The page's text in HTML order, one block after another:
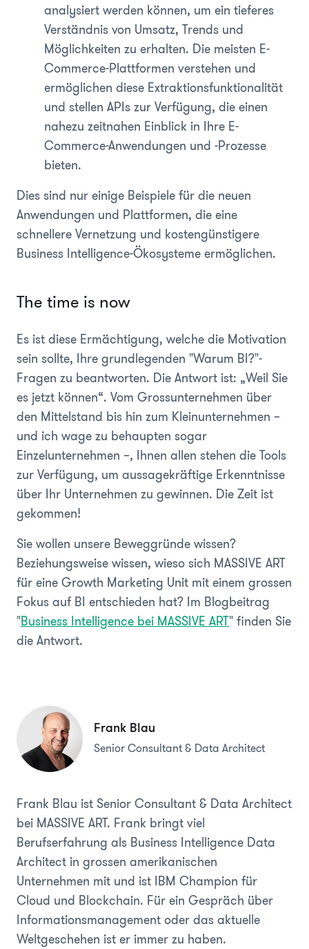
analysiert werden können, um ein tieferes
Verständnis von Umsatz, Trends und
Möglichkeiten zu erhalten. Die meisten E-
Commerce-Plattformen verstehen und
ermöglichen diese Extraktionsfunktionalität
und stellen APIs zur Verfügung, die einen
nahezu zeitnahen Einblick in Ihre E-
Commerce-Anwendungen und -Prozesse
bieten.
Dies sind nur einige Beispiele für die neuen
Anwendungen und Plattformen, die eine
schnellere Vernetzung und kostengünstigere
Business Intelligence-Ökosysteme ermöglichen.
The time is now
Es ist diese Ermächtigung, welche die Motivation
sein sollte, Ihre grundlegenden "Warum BI?"-
Fragen zu beantworten. Die Antwort ist: „Weil Sie
es jetzt können“. Vom Grossunternehmen über
den Mittelstand bis hin zum Kleinunternehmen –
und ich wage zu behaupten sogar
Einzelunternehmen ­–, Ihnen allen stehen die Tools
zur Verfügung, um aussagekräftige Erkenntnisse
über Ihr Unternehmen zu gewinnen. Die Zeit ist
gekommen!
Sie wollen unsere Beweggründe wissen?
Beziehungsweise wissen, wieso sich MASSIVE ART
für eine Growth Marketing Unit mit einem grossen
Fokus auf BI entschieden hat? Im Blogbeitrag
"Business Intelligence bei MASSIVE ART" finden Sie
die Antwort.
Frank Blau
Senior Consultant & Data Architect
Frank Blau ist Senior Consultant & Data Architect
bei MASSIVE ART. Frank bringt viel
Berufserfahrung als Business Intelligence Data
Architect in grossen amerikanischen
Unternehmen mit und ist IBM Champion für
Cloud und Blockchain. Für ein Gespräch über
Informationsmanagement oder das aktuelle
Weltgeschehen ist er immer zu haben.